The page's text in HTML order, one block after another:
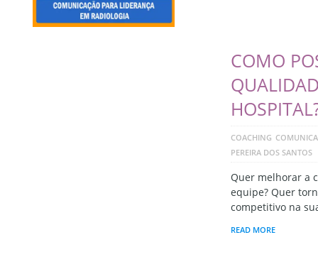
COMO
COACHING
PEREIRA DOS SANTOS
Quer melhorar a
equipe? Quer
competitivo na
READ MORE